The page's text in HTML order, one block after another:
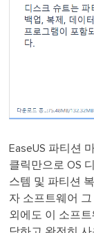
EaseUS 파티션
클릭만으로 OS
스템 및 파티션
자 소프트웨어
외에도 이 소프